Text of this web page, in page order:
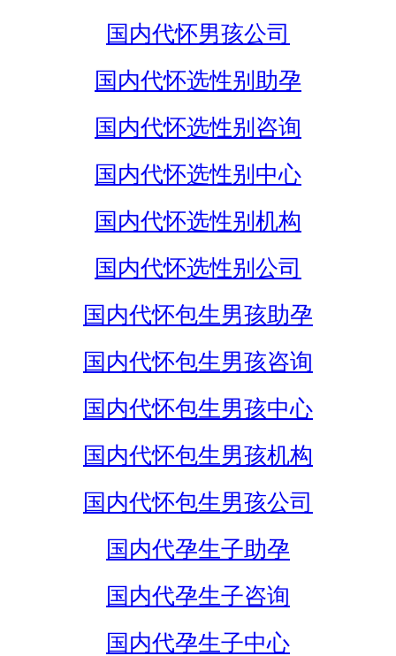
国内代怀男孩公司
国内代怀选性别助孕
国内代怀选性别咨询
国内代怀选性别中心
国内代怀选性别机构
国内代怀选性别公司
国内代怀包生男孩助孕
国内代怀包生男孩咨询
国内代怀包生男孩中心
国内代怀包生男孩机构
国内代怀包生男孩公司
国内代孕生子助孕
国内代孕生子咨询
国内代孕生子中心